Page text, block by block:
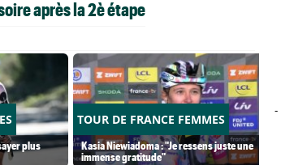
après la 2è étape
plus
TOUR DE FRANCE FEMMES
Kasia Niewiadoma : "Je ressens juste une
immense gratitude"
-